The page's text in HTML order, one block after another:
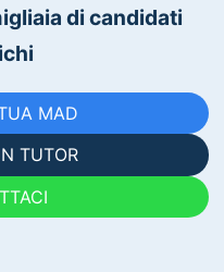
di candidati
MAD
TUTOR